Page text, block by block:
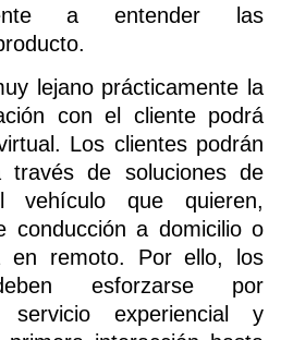
a entender las
lejano prácticamente la
con el cliente podrá
Los clientes podrán
de soluciones de
vehículo que quieren,
conducción a domicilio o
en remoto. Por ello, los
esforzarse por
servicio experiencial y